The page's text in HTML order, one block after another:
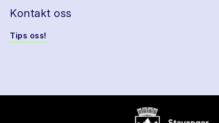
Kontakt oss
Tips oss!